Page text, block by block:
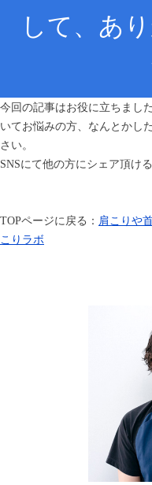
して、あ
今回の記事はお役に立ちまし
いてお悩みの方、なんとかし
さい。
SNSにて他の方にシェア頂け
TOPページに戻る： 肩こりや
こりラボ